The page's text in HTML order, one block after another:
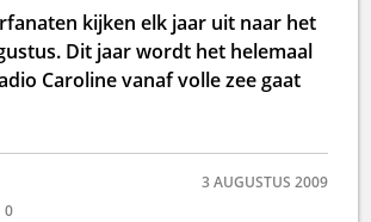
kijken elk jaar uit naar het
Dit jaar wordt het helemaal
Caroline vanaf volle zee gaat
3 AUGUSTUS 2009
0